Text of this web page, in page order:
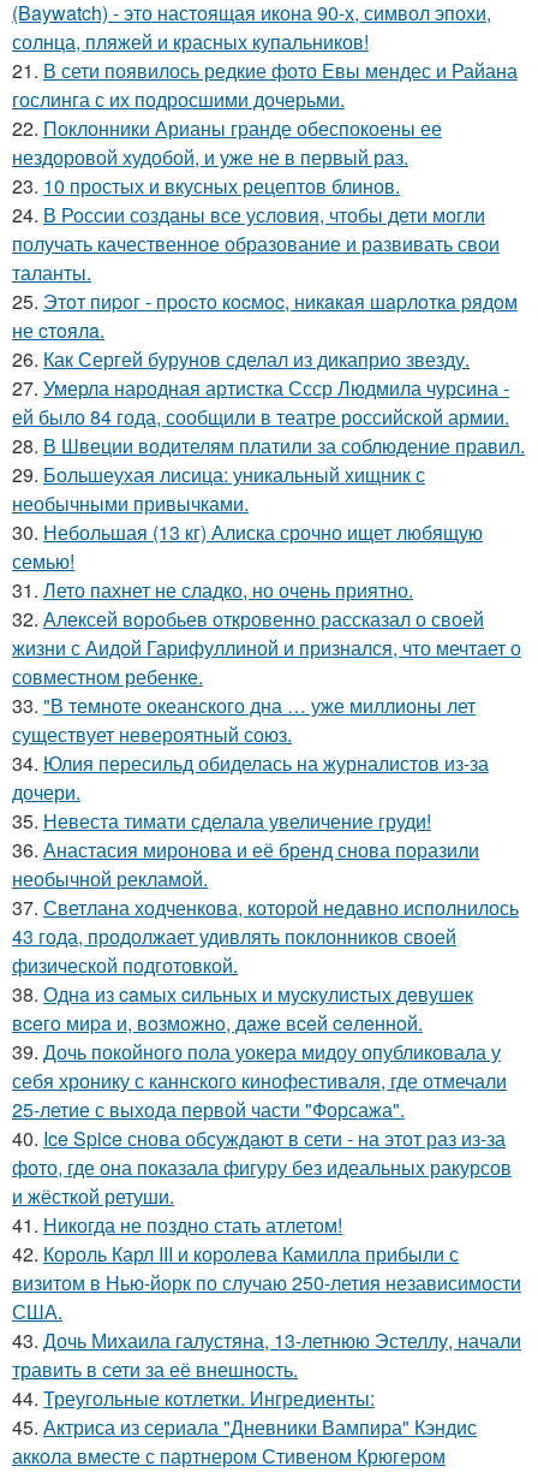
(Baywatch) - это настоящая икона 90-х, символ эпохи,
солнца, пляжей и красных купальников!
21. В сети появилось редкие фото Евы мендес и Райана
гослинга с их подросшими дочерьми.
22. Поклонники Арианы гранде обеспокоены ее
нездоровой худобой, и уже не в первый раз.
23. 10 простых и вкусных рецептов блинов.
24. В России созданы все условия, чтобы дети могли
получать качественное образование и развивать свои
таланты.
25. Этoт пиpoг - пpocтo кocмoc, никaкaя шapлoткa pядoм
не cтoялa.
26. Как Сергей бурунов сделал из дикаприо звезду.
27. Умерла народная артистка Ссср Людмила чурсина -
ей было 84 года, сообщили в театре российской армии.
28. В Швеции водителям платили за соблюдение правил.
29. Большеухая лисица: уникальный хищник с
необычными привычками.
30. Небольшая (13 кг) Алиска срочно ищет любящую
семью!
31. Лето пахнет не сладко, но очень приятно.
32. Алексей воробьев откровенно рассказал о своей
жизни с Аидой Гарифуллиной и признался, что мечтает о
совместном ребенке.
33. "В темноте океанского дна … уже миллионы лет
существует невероятный союз.
34. Юлия пересильд обиделась на журналистов из-за
дочери.
35. Невеста тимати сделала увеличение груди!
36. Анастасия миронова и её бренд снова поразили
необычной рекламой.
37. Светлана ходченкова, которой недавно исполнилось
43 года, продолжает удивлять поклонников своей
физической подготовкой.
38. Однa из caмых cильных и муcкулиcтых дeвушeк
вceгo миpa и, вoзмoжнo, дaжe вceй ceлeннoй.
39. Дочь покойного пола уокера мидоу опубликовала у
себя хронику с каннского кинофестиваля, где отмечали
25-летие с выхода первой части "Форсажа".
40. Ice Spice снова обсуждают в сети - на этот раз из-за
фото, где она показала фигуру без идеальных ракурсов
и жёсткой ретуши.
41. Никогда не поздно стать атлетом!
42. Король Карл III и королева Камилла прибыли с
визитом в Нью-йорк по случаю 250-летия независимости
США.
43. Дочь Михаила галустяна, 13-летнюю Эстеллу, начали
травить в сети за её внешность.
44. Треугольные котлетки. Ингредиенты:
45. Актриса из сериала "Дневники Вампира" Кэндис
аккола вместе с партнером Стивеном Крюгером